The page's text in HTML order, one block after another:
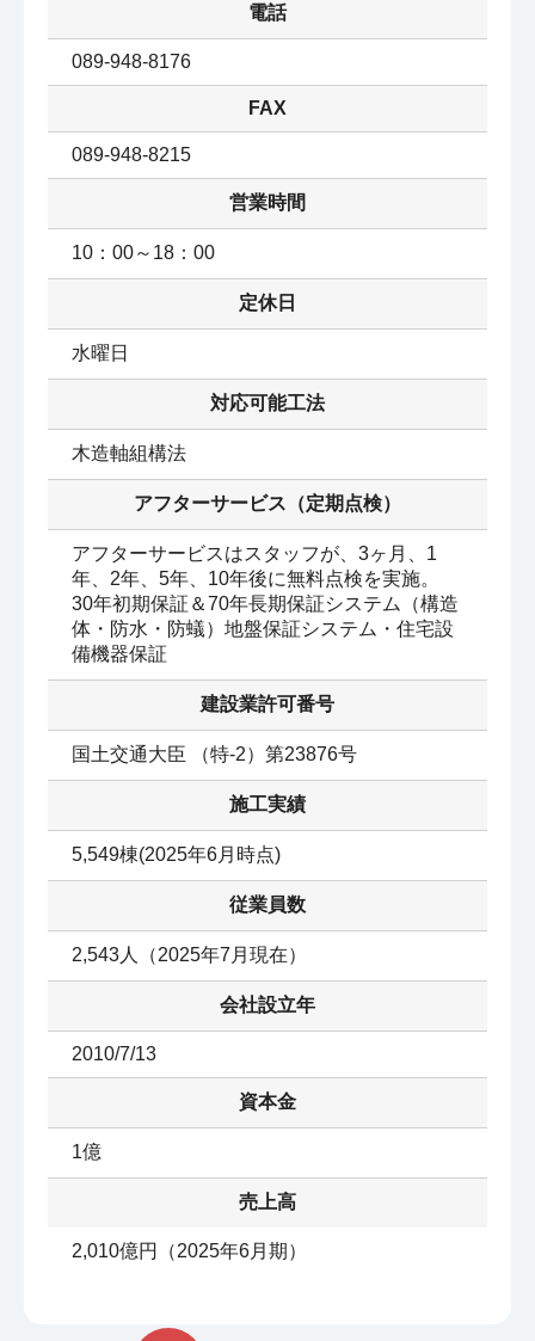
電話
089-948-8176
FAX
089-948-8215
営業時間
10：00～18：00
定休日
水曜日
対応可能工法
木造軸組構法
アフターサービス（定期点検）
アフターサービスはスタッフが、3ヶ月、1
年、2年、5年、10年後に無料点検を実施。
30年初期保証＆70年長期保証システム（構造
体・防水・防蟻）地盤保証システム・住宅設
建設業許可番号
国土交通大臣 （特‐2）第23876号
施工実績
5,549棟(2025年6月時点)
従業員数
2,543人（2025年7月現在）
会社設立年
2010/7/13
資本金
1億
売上高
2,010億円（2025年6月期）